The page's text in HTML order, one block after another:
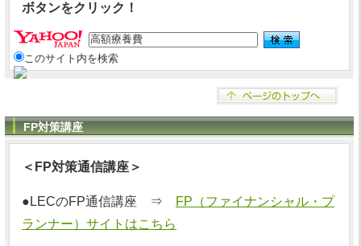
ボタンをクリック！
このサイト内を検索
FP対策講座
＜FP対策通信講座＞
●LECのFP通信講座 ⇒
FP（ファイナンシャル・プ
ランナー）サイトはこちら